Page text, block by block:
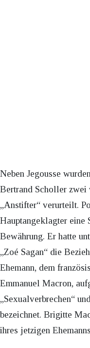
Neben Jegousse
Bertrand Scholler
„Anstifter“ verurteilt.
Hauptangeklagter eine
Bewährung. Er hatte
„Zoé Sagan“ die
Ehemann, dem
Emmanuel Macron,
„Sexualverbrechen“
bezeichnet. Brigitte
ihres jetzigen